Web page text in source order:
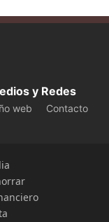
y Redes
web
Contacto